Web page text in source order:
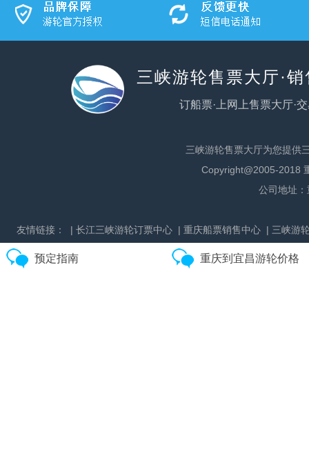
三峡游轮售票大厅·
订船票·上网上售票大厅·
三峡游轮售票大厅为您提供
Copyright@2005-2018
公司地址
友情链接： | 长江三峡游轮订票中心 | 重庆船票销售中心 | 三峡游
预定指南 重庆到宜昌游轮价格